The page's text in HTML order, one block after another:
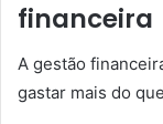
financeira
A gestão
gastar mais do